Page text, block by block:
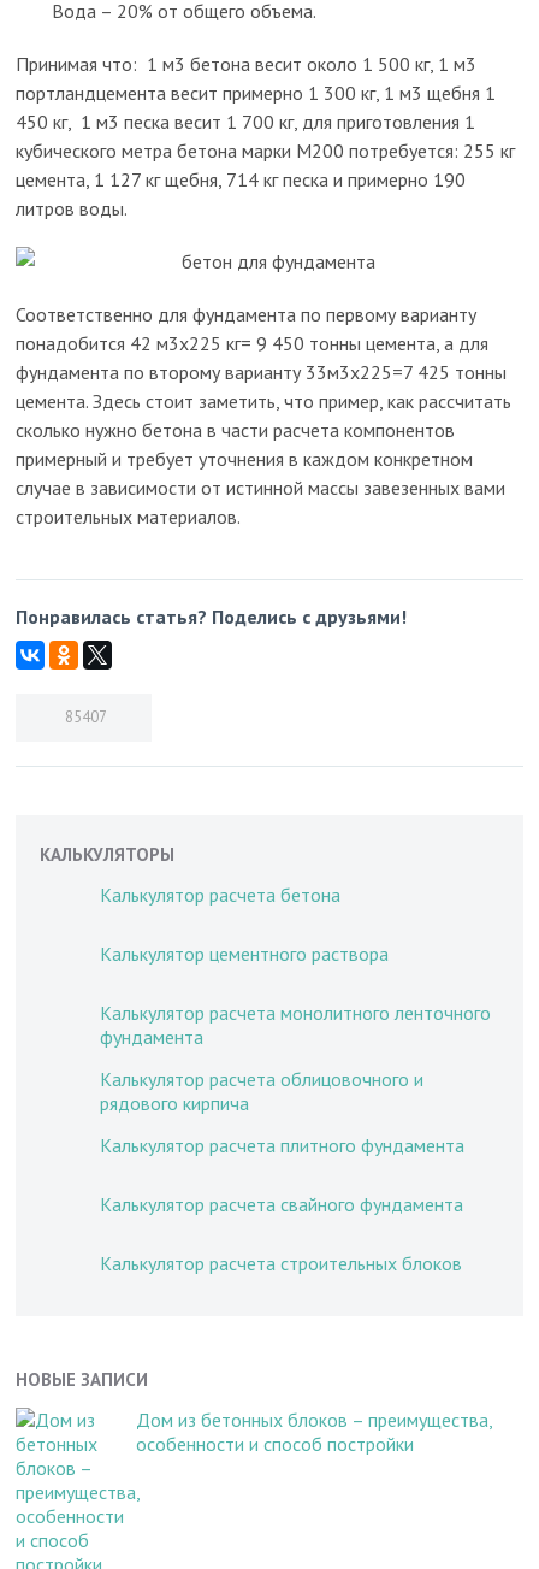
Вода – 20% от общего объема.
Принимая что: 1 м3 бетона весит около 1 500 кг, 1 м3
портландцемента весит примерно 1 300 кг, 1 м3 щебня 1
450 кг, 1 м3 песка весит 1 700 кг, для приготовления 1
кубического метра бетона марки М200 потребуется: 255 кг
цемента, 1 127 кг щебня, 714 кг песка и примерно 190
литров воды.
Соответственно для фундамента по первому варианту
понадобится 42 м3х225 кг= 9 450 тонны цемента, а для
фундамента по второму варианту 33м3х225=7 425 тонны
цемента. Здесь стоит заметить, что пример, как рассчитать
сколько нужно бетона в части расчета компонентов
примерный и требует уточнения в каждом конкретном
случае в зависимости от истинной массы завезенных вами
строительных материалов.
Понравилась статья? Поделись с друзьями!
85407
КАЛЬКУЛЯТОРЫ
Калькулятор расчета бетона
Калькулятор цементного раствора
Калькулятор расчета монолитного ленточного
фундамента
Калькулятор расчета облицовочного и
рядового кирпича
Калькулятор расчета плитного фундамента
Калькулятор расчета свайного фундамента
Калькулятор расчета строительных блоков
НОВЫЕ ЗАПИСИ
Дом из бетонных блоков – преимущества,
особенности и способ постройки